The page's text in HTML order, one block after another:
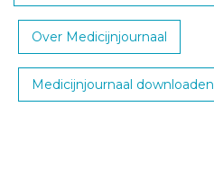
Over Medicijnjournaal
Medicijnjournaal downloaden